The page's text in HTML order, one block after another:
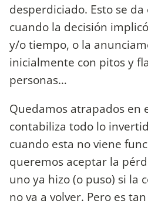
desperdiciado. Esto se
cuando la decisión
y/o tiempo, o la
inicialmente con pitos y
personas…
Quedamos atrapados en
contabiliza todo lo
cuando esta no viene
queremos aceptar la
uno ya hizo (o puso) si la
no va a volver. Pero es